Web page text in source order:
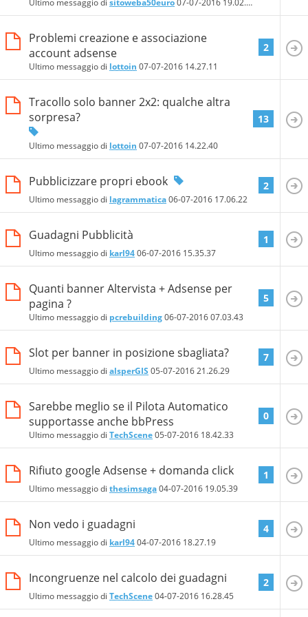
Problemi creazione e associazione
account adsense
Ultimo messaggio di lottoin 07-07-2016 14.27.11
2
Tracollo solo banner 2x2: qualche altra
sorpresa?
Ultimo messaggio di lottoin 07-07-2016 14.22.40
13
Pubblicizzare propri ebook
Ultimo messaggio di lagrammatica06-07-2016 17.06.22
2
Guadagni Pubblicità
Ultimo messaggio di karl9406-07-2016 15.35.37
1
Quanti banner Altervista + Adsense per
pagina ?
Ultimo messaggio di pcrebuilding06-07-201607.03.43
5
Slot per banner in posizione sbagliata?
Ultimo messaggio di alsperGIS 05-07-201621.26.29
7
Sarebbe meglio se il Pilota Automatico
supportasse anche bbPress
Ultimo messaggio di TechScene05-07-2016 18.42.33
0
Rifiuto google Adsense + domanda click
Ultimo messaggio di thesimsaga04-07-2016 19.05.39
1
Non vedo i guadagni
Ultimo messaggio di karl9404-07-2016 18.27.19
4
Incongruenze nel calcolo dei guadagni
Ultimo messaggio di TechScene04-07-2016 16.28.45
2